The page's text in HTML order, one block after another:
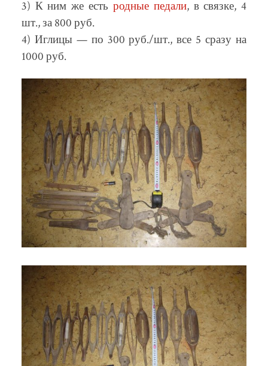
3) К ним же есть родные педали, в связке, 4
шт., за 800 руб.
4) Иглицы — по 300 руб./шт., все 5 сразу на
1000 руб.